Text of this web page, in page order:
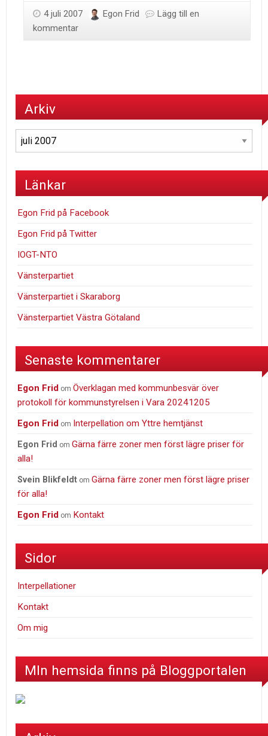
igen!
4 juli 2007 Egon Frid
Lägg till en
kommentar
Arkiv
Arkiv
Länkar
Egon Frid på Facebook
Egon Frid på Twitter
IOGT-NTO
Vänsterpartiet
Vänsterpartiet i Skaraborg
Vänsterpartiet Västra Götaland
Senaste kommentarer
Egon Frid omÖverklagan med kommunbesvär över
protokoll för kommunstyrelsen i Vara 20241205
Egon Frid om Interpellation om Yttre hemtjänst
Egon Frid omGärna färre zoner men först lägre priser för
alla!
Svein Blikfeldt omGärna färre zoner men först lägre priser
för alla!
Egon Frid om Kontakt
Sidor
Interpellationer
Kontakt
Om mig
MIn hemsida finns på Bloggportalen